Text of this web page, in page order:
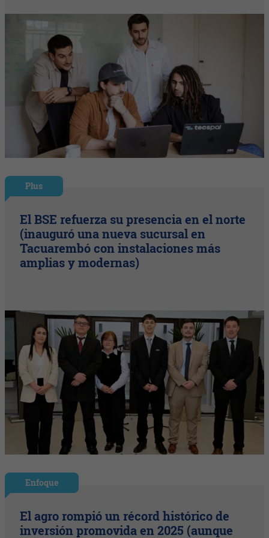
Plus
El BSE refuerza su presencia en el norte
(inauguró una nueva sucursal en
Tacuarembó con instalaciones más
amplias y modernas)
Enfoque
El agro rompió un récord histórico de
inversión promovida en 2025 (aunque